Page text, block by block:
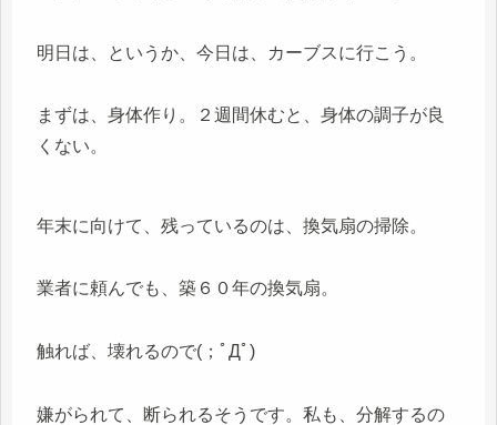
明日は、というか、今日は、カーブスに行こう。
まずは、身体作り。２週間休むと、身体の調子が良
くない。
年末に向けて、残っているのは、換気扇の掃除。
業者に頼んでも、築６０年の換気扇。
触れば、壊れるので(；ﾟДﾟ)
嫌がられて、断られるそうです。私も、分解するの